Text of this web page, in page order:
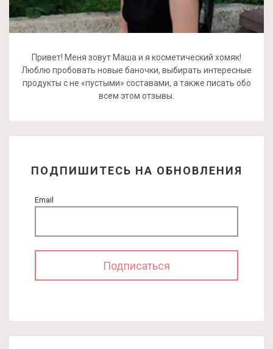
Привет! Меня зовут Маша и я косметический хомяк!
Люблю пробовать новые баночки, выбирать интересные
продукты с не «пустыми» составами, а также писать обо
всем этом отзывы.
ПОДПИШИТЕСЬ НА ОБНОВЛЕНИЯ
Email